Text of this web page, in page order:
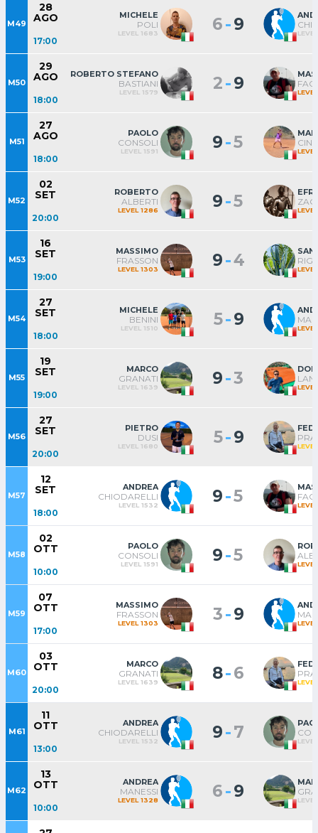
M49
28
AGO
17:00
MICHELE
POLI
LEVEL 1683 6-9
M50
29
AGO
18:00
ROBERTO STEFANO
BASTIANI
LEVEL 1579 2-9
M51
27
AGO
18:00
PAOLO
CONSOLI
LEVEL 1591 9-5
M52
02
SET
20:00
ROBERTO
ALBERTI
LEVEL 1286 9-5
M53
16
SET
19:00
MASSIMO
FRASSON
LEVEL 1303 9-4
M54
27
SET
18:00
MICHELE
BENINI
LEVEL 1510 5-9
M55
19
SET
19:00
MARCO
GRANATI
LEVEL 1639 9-3
M56
27
SET
20:00
PIETRO
DUSI
LEVEL 1680 5-9
M57
12
SET
18:00
ANDREA
CHIODARELLI
LEVEL 1532 9-5
M58
02
OTT
10:00
PAOLO
CONSOLI
LEVEL 1591 9-5
M59
07
OTT
17:00
MASSIMO
FRASSON
LEVEL 1303 3-9
M60
03
OTT
20:00
MARCO
GRANATI
LEVEL 1639 8-6
M61
11
OTT
13:00
ANDREA
CHIODARELLI
LEVEL 1532 9-7
M62
13
OTT
10:00
ANDREA
MANESSI
LEVEL 1328 6-9